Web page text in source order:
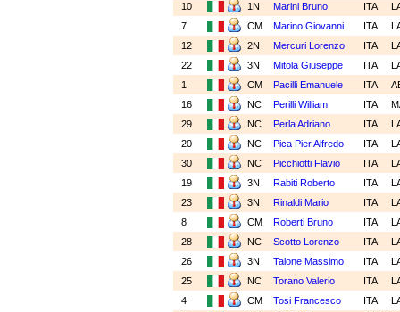
10
1N Marini Bruno ITA
7
CM Marino Giovanni ITA
12
2N Mercuri Lorenzo ITA
22
3N Mitola Giuseppe ITA
1
CM Pacilli Emanuele ITA
16
NC Perilli William ITA
29
NC Perla Adriano ITA
20
NC Pica Pier Alfredo ITA
30
NC Picchiotti Flavio ITA
19
3N Rabiti Roberto ITA
23
3N Rinaldi Mario ITA
8
CM Roberti Bruno ITA
28
NC Scotto Lorenzo ITA
26
3N Talone Massimo ITA
25
NC Torano Valerio ITA
4
CM Tosi Francesco ITA